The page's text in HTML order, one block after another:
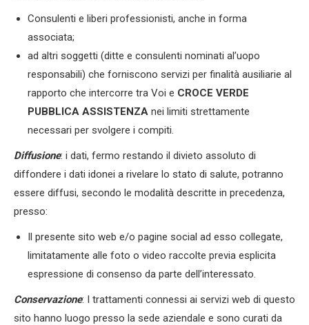
Consulenti e liberi professionisti, anche in forma
associata;
ad altri soggetti (ditte e consulenti nominati al’uopo
responsabili) che forniscono servizi per finalità ausiliarie al
rapporto che intercorre tra Voi e CROCE VERDE
PUBBLICA ASSISTENZA nei limiti strettamente
necessari per svolgere i compiti.
Diffusione: i dati, fermo restando il divieto assoluto di
diffondere i dati idonei a rivelare lo stato di salute, potranno
essere diffusi, secondo le modalità descritte in precedenza,
presso:
Il presente sito web e/o pagine social ad esso collegate,
limitatamente alle foto o video raccolte previa esplicita
espressione di consenso da parte dell’interessato.
Conservazione: I trattamenti connessi ai servizi web di questo
sito hanno luogo presso la sede aziendale e sono curati da